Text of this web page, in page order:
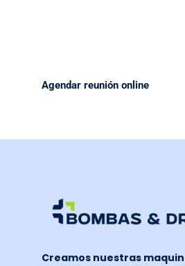
Agendar reunión online
Creamos nuestras